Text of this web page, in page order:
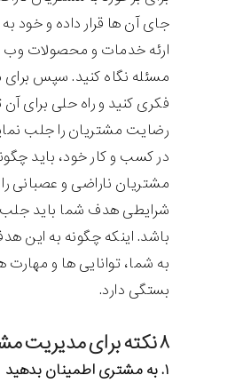
جای آن ها قرار داده و خود
ارئه خدمات و محصولات
مسئله نگاه کنید. سپس
فکری کنید و راه حلی برای آن
رضایت مشتریان را جلب
در کسب و کار خود، باید
مشتریان ناراضی و عصبانی را
شرایطی هدف شما باید
باشد. اینکه چگونه به این
به شما، توانایی ها و مهارت
بستگی دارد.
۸ نکته برای مدیریت مشتریان ناراضی
۱. به مشتری اطمینان بدهید